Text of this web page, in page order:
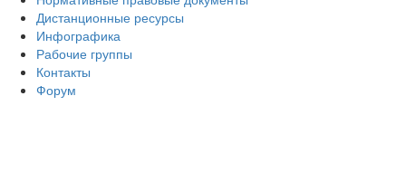
Дистанционные ресурсы
Инфографика
Рабочие группы
Контакты
Форум